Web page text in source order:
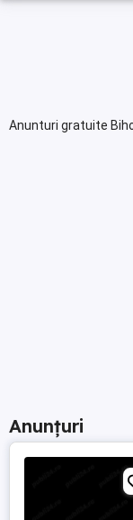
Anunturi gratuite
Anunțuri